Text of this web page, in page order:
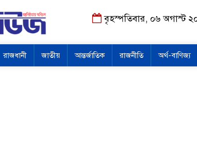
বৃহস্পতিবার, ০৬ অগাস্ট
রাজধানী জাতীয় আন্তর্জাতিক রাজনীতি অর্থ-বাণিজ্য